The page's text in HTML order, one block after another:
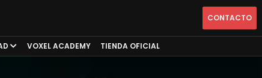
CONTACTO
VOXEL ACADEMY TIENDA OFICIAL